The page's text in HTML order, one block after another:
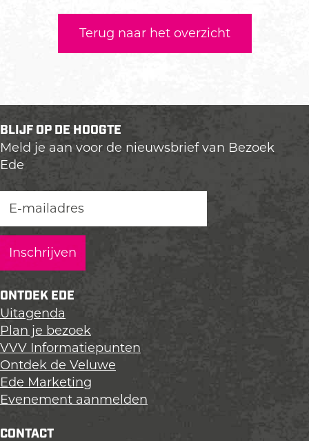
Terug naar het overzicht
BLIJF OP DE HOOGTE
Meld je aan voor de nieuwsbrief van Bezoek
Ede
ONTDEK EDE
Uitagenda
Plan je bezoek
VVV Informatiepunten
Ontdek de Veluwe
Ede Marketing
Evenement aanmelden
CONTACT